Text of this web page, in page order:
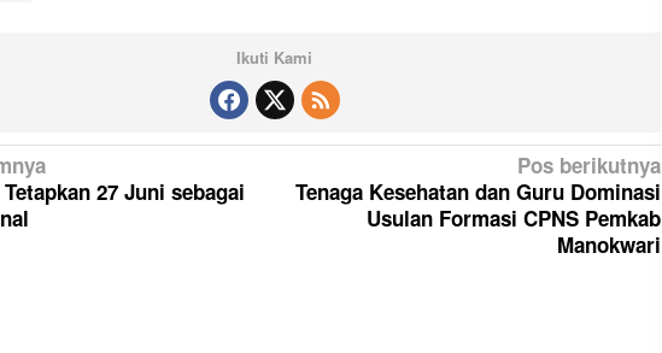
Ikuti Kami
27 Juni sebagai
Pos berikutnya
Tenaga Kesehatan dan Guru Dominasi
Usulan Formasi CPNS Pemkab
Manokwari